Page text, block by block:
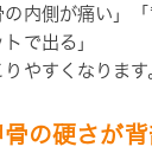
内側が痛い」
で出る」
やすくなります
の硬さが